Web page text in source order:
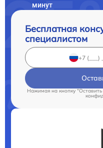
минут
Бесплатная
специалистом
Нажимая на кнопку